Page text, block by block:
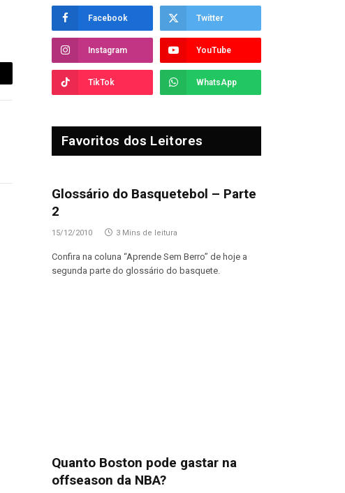
Facebook Twitter
Instagram YouTube
TikTok WhatsApp
Favoritos dos Leitores
Glossário do Basquetebol – Parte
2
15/12/2010 3 Mins de leitura
Confira na coluna “Aprende Sem Berro” de hoje a
segunda parte do glossário do basquete.
Quanto Boston pode gastar na
offseason da NBA?